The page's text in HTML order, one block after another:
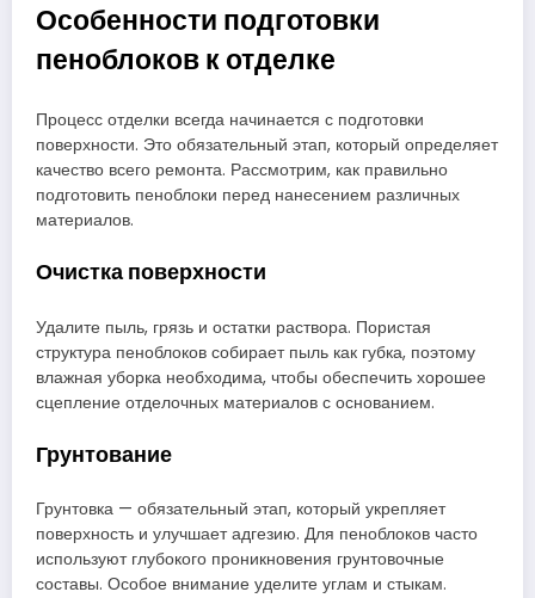
Особенности подготовки
пеноблоков к отделке
Процесс отделки всегда начинается с подготовки
поверхности. Это обязательный этап, который определяет
качество всего ремонта. Рассмотрим, как правильно
подготовить пеноблоки перед нанесением различных
материалов.
Очистка поверхности
Удалите пыль, грязь и остатки раствора. Пористая
структура пеноблоков собирает пыль как губка, поэтому
влажная уборка необходима, чтобы обеспечить хорошее
сцепление отделочных материалов с основанием.
Грунтование
Грунтовка — обязательный этап, который укрепляет
поверхность и улучшает адгезию. Для пеноблоков часто
используют глубокого проникновения грунтовочные
составы. Особое внимание уделите углам и стыкам.